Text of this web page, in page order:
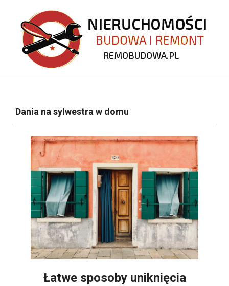
content
REMOBUDOWA.PL
NavigationDania na sylwestra w domu
Łatwe sposoby uniknięcia